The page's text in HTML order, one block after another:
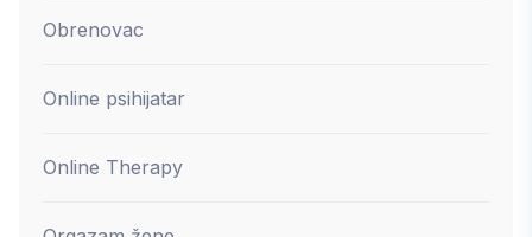
Obrenovac
Online psihijatar
Online Therapy